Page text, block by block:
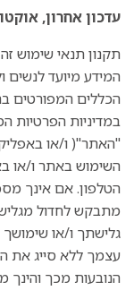
עדכון אחרון, אוקטובר
תקנון תנאי שימוש
המידע מיועד לנשים
הכללים המפורטים
במדיניות הפרטיות
"האתר"( ו/או
השימוש באתר ו/או
הטלפון. אם אינך
מתבקש לחדול
גלישתך ו/או
עצמך ללא סייג את
הנובעות מכך